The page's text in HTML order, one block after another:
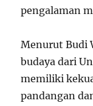
pengalaman
Menurut Budi
budaya dari
memiliki
pandangan